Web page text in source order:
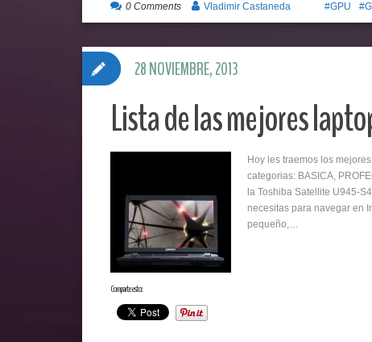
GPU
0 Comments Vladimir Castaneda
Lista de las mejores
Hoy les traemos los
categorias: BASICA,
la Toshiba Satellite U945-
necesitas para navegar en
pequeño,…
Comparte esto:
28 NOVIEMBRE, 2013